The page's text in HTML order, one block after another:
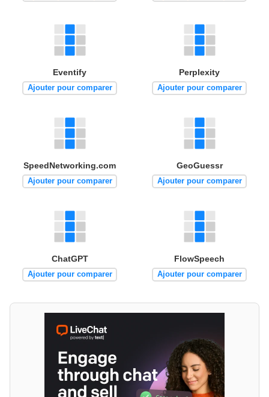
Eventify
Ajouter pour comparer
Perplexity
Ajouter pour comparer
SpeedNetworking.com
Ajouter pour comparer
GeoGuessr
Ajouter pour comparer
ChatGPT
Ajouter pour comparer
FlowSpeech
Ajouter pour comparer